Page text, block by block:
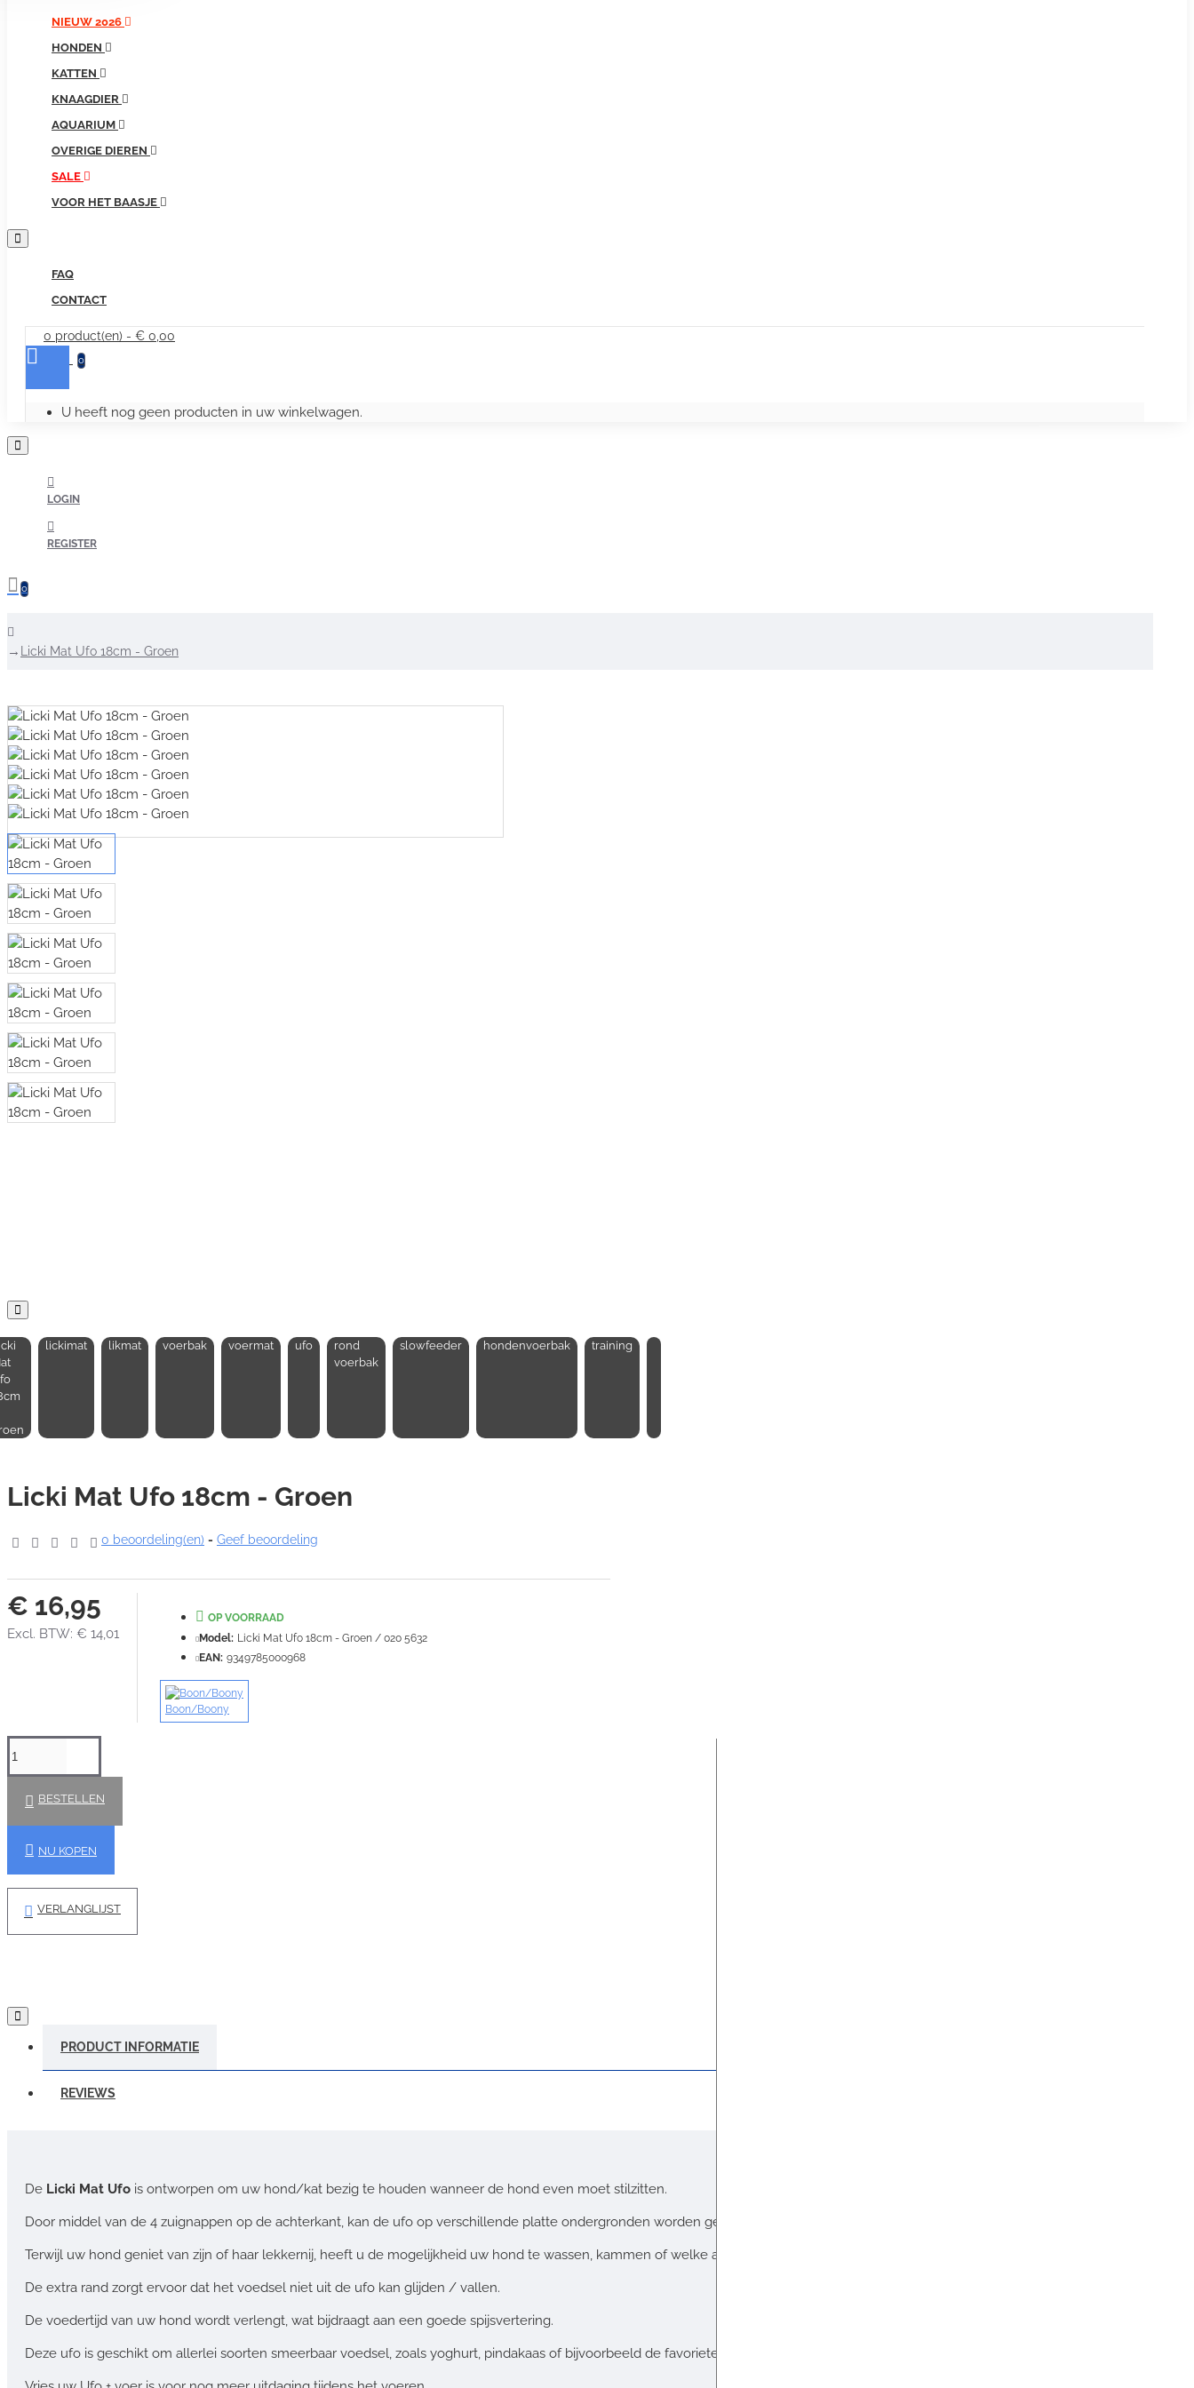
NIEUW 2026
HONDEN
KATTEN
KNAAGDIER
AQUARIUM
OVERIGE DIEREN
SALE
VOOR HET BAASJE
FAQ
CONTACT
0 product(en) - € 0,00
0
U heeft nog geen producten in uw winkelwagen.
LOGIN
REGISTER
0
Licki Mat Ufo 18cm - Groen
lickimat likmat voerbak voermat ufo
rond
voerbak
slowfeeder hondenvoerbak training
Licki Mat Ufo 18cm - Groen
0 beoordeling(en) - Geef beoordeling
€ 16,95
Excl. BTW: € 14,01
OP VOORRAAD
Model: Licki Mat Ufo 18cm - Groen / 020 5632
EAN: 9349785000968
Boon/Boony
BESTELLEN
NU KOPEN
VERLANGLIJST
PRODUCT INFORMATIE
REVIEWS
De Licki Mat Ufo is ontworpen om uw hond/kat bezig te houden wanneer de hond even moet stilzitten.
Door middel van de 4 zuignappen op de achterkant, kan de ufo op verschillende platte ondergronden worden gehangen.
Terwijl uw hond geniet van zijn of haar lekkernij, heeft u de mogelijkheid uw hond te wassen, kammen of welke andere bezigheid dan ook.
De extra rand zorgt ervoor dat het voedsel niet uit de ufo kan glijden / vallen.
De voedertijd van uw hond wordt verlengt, wat bijdraagt aan een goede spijsvertering.
Deze ufo is geschikt om allerlei soorten smeerbaar voedsel, zoals yoghurt, pindakaas of bijvoorbeeld de favoriete pasta van uw hond te voeren.